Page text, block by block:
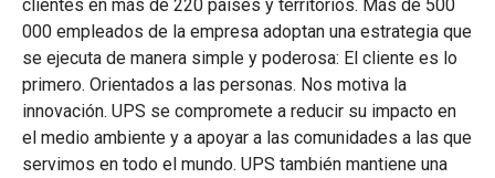
clientes en más de 220 países y territorios. Más de 500
000 empleados de la empresa adoptan una estrategia que
se ejecuta de manera simple y poderosa: El cliente es lo
primero. Orientados a las personas. Nos motiva la
innovación. UPS se compromete a reducir su impacto en
el medio ambiente y a apoyar a las comunidades a las que
servimos en todo el mundo. UPS también mantiene una